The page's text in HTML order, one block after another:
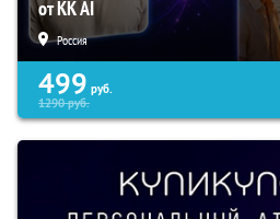
от KK AI
Россия
499 руб.
1290руб.